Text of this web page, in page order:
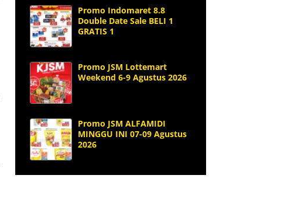
Promo Indomaret 8.8
Double Date Sale BELI 1
GRATIS 1
Promo JSM Lottemart
Weekend 6-9 Agustus 2026
Promo JSM ALFAMIDI
MINGGU INI 07-09 Agustus
2026